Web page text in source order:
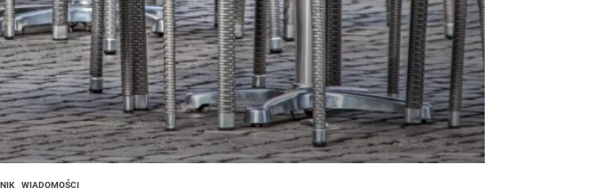
WIADOMOŚCI